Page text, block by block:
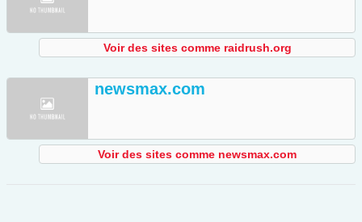
Voir des sites comme raidrush.org
newsmax.com
Voir des sites comme newsmax.com